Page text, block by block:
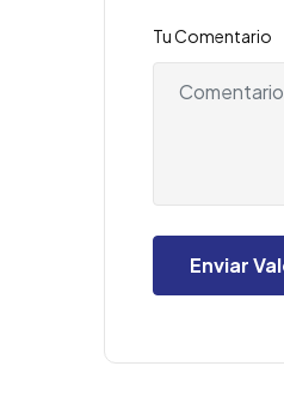
Tu Comentario